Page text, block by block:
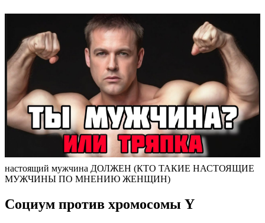
настоящий мужчина ДОЛЖЕН (КТО ТАКИЕ НАСТОЯЩИЕ
МУЖЧИНЫ ПО МНЕНИЮ ЖЕНЩИН)
Социум против хромосомы Y